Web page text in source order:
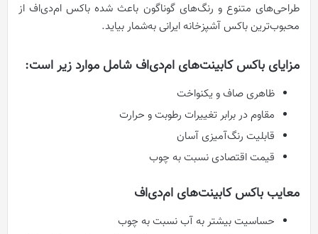
طراحی‌های متنوع و رنگ‌های گوناگون باعث شده‌‌ باکس ام‌دی‌اف از
محبوب‌ترین باکس آشپزخانه‌ ایرانی‌ به‌شمار بیاید.
مزایای باکس کابینت‌های ام‌دی‌اف شامل موارد زیر است:
ظاهری صاف و یکنواخت
مقاوم در برابر تغییرات رطوبت و حرارت
قابلیت رنگ‌آمیزی آسان
قیمت اقتصادی نسبت به چوب
معایب باکس کابینت‌های ام‌دی‌اف
حساسیت بیشتر به آب نسبت به چوب